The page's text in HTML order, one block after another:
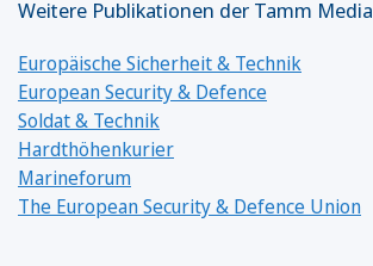
Weitere Publikationen der Tamm Media
Europäische Sicherheit & Technik
European Security & Defence
Soldat & Technik
Hardthöhenkurier
Marineforum
The European Security & Defence Union